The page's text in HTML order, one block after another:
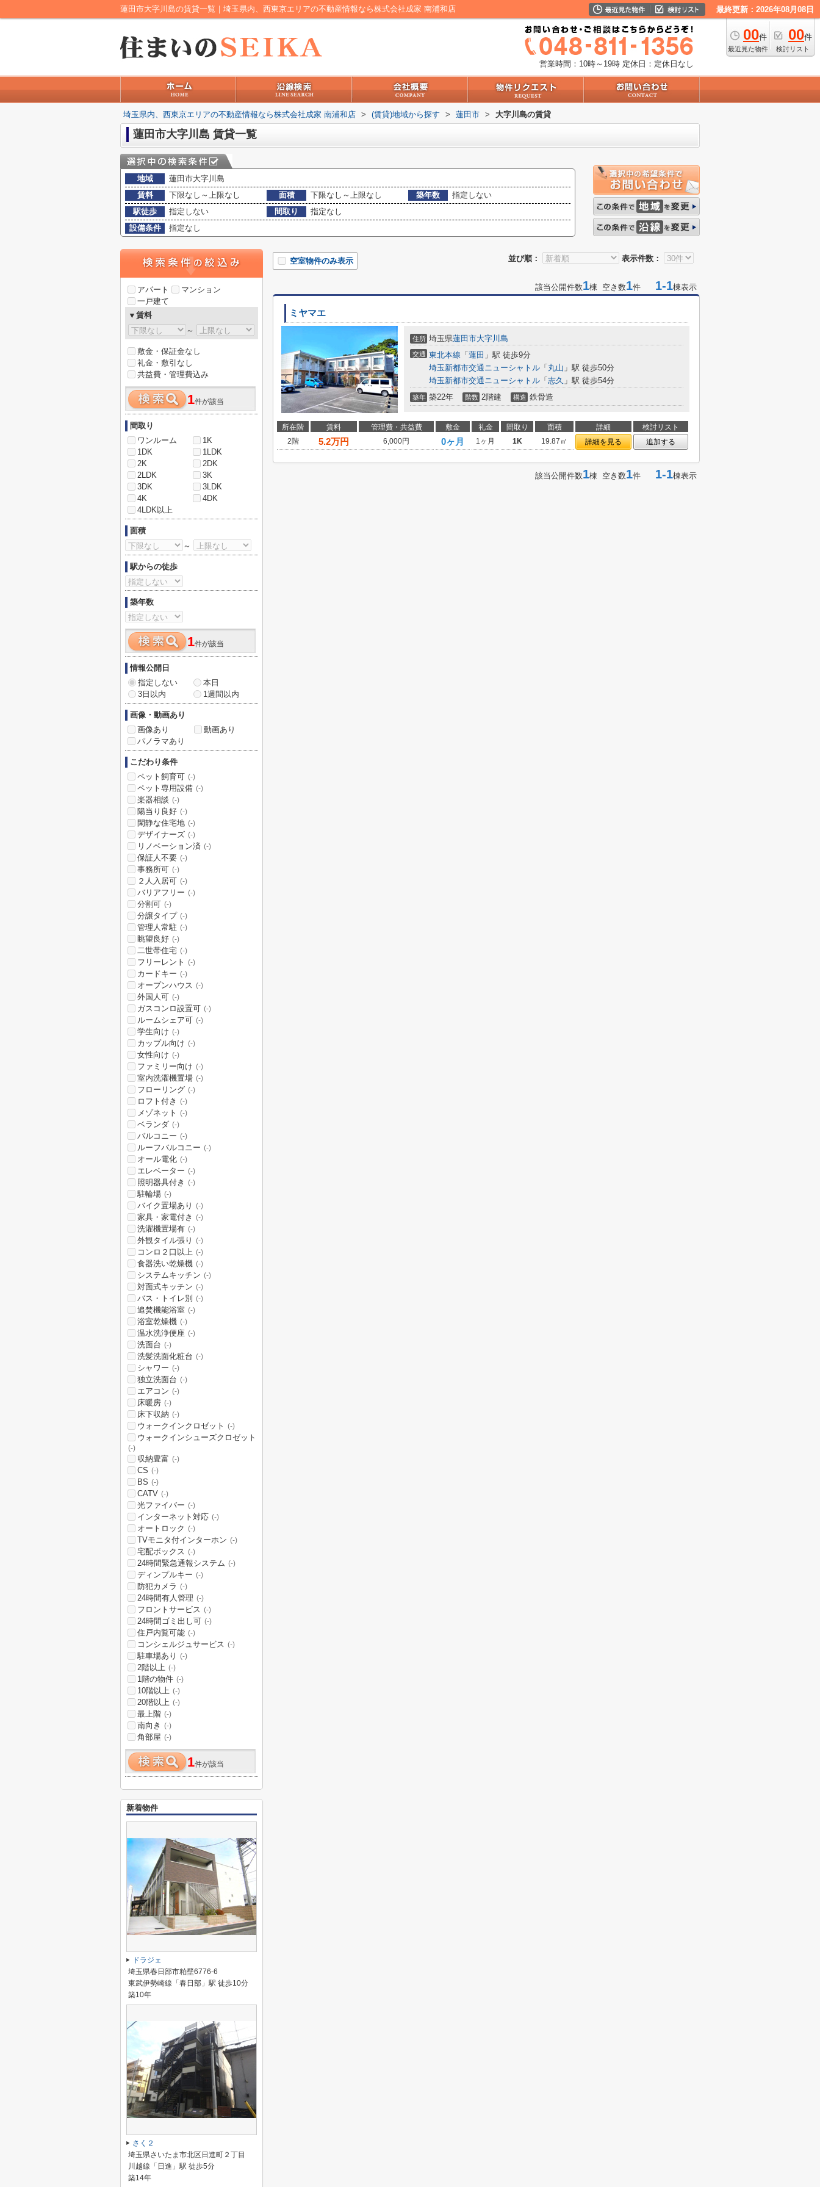
蓮田市大字川島の賃貸一覧｜埼玉県内、西東京エリアの不動産情報なら株式会社成家 南浦和店 最終更新：2026年08月08日
00件
最近見た物件
00件
検討リスト
営業時間：10時～19時 定休日：定休日なし
埼玉県内、西東京エリアの不動産情報なら株式会社成家 南浦和店 > (賃貸)地域から探す > 蓮田市 > 大字川島の賃貸
蓮田市大字川島 賃貸一覧
地域
蓮田市大字川島
賃料
下限なし～上限なし 面積 下限なし～上限なし 築年数
指定しない
駅徒歩
指定しない 間取り
指定なし
設備条件
指定なし
並び順： 表示件数：
空室物件のみ表示
該当公開件数1棟 空き数1件 1-1棟表示
ミヤマエ
住所 埼玉県蓮田市大字川島
交通 東北本線 「 蓮田 」駅 徒歩9分
埼玉新都市交通ニューシャトル 「 丸山 」駅 徒歩50分
埼玉新都市交通ニューシャトル 「 志久 」駅 徒歩54分
築年 築22年 階数 2階建 構造 鉄骨造
所在階 賃料 管理費・共益費 敷金 礼金 間取り 面積 詳細
検討リスト
2階
5.2万円 6,000円 0ヶ月 1ヶ月 1K 19.87㎡ 詳細を見る 追加する
該当公開件数1棟 空き数1件 1-1棟表示
アパート
マンション
一戸建て
▼賃料
～
敷金・保証金なし
礼金・敷引なし
共益費・管理費込み
1件が該当
間取り
ワンルーム
1K
1DK
1LDK
2K
2DK
2LDK
3K
3DK
3LDK
4K
4DK
4LDK以上
面積
～
駅からの徒歩
築年数
1件が該当
情報公開日
指定しない
本日
3日以内
1週間以内
画像・動画あり
画像あり
動画あり
パノラマあり
こだわり条件
ペット飼育可 (-)
ペット専用設備 (-)
楽器相談 (-)
陽当り良好 (-)
閑静な住宅地 (-)
デザイナーズ (-)
リノベーション済 (-)
保証人不要 (-)
事務所可 (-)
２人入居可 (-)
バリアフリー (-)
分割可 (-)
分譲タイプ (-)
管理人常駐 (-)
眺望良好 (-)
二世帯住宅 (-)
フリーレント (-)
カードキー (-)
オープンハウス (-)
外国人可 (-)
ガスコンロ設置可 (-)
ルームシェア可 (-)
学生向け (-)
カップル向け (-)
女性向け (-)
ファミリー向け (-)
室内洗濯機置場 (-)
フローリング (-)
ロフト付き (-)
メゾネット (-)
ベランダ (-)
バルコニー (-)
ルーフバルコニー (-)
オール電化 (-)
エレベーター (-)
照明器具付き (-)
駐輪場 (-)
バイク置場あり (-)
家具・家電付き (-)
洗濯機置場有 (-)
外観タイル張り (-)
コンロ２口以上 (-)
食器洗い乾燥機 (-)
システムキッチン (-)
対面式キッチン (-)
バス・トイレ別 (-)
追焚機能浴室 (-)
浴室乾燥機 (-)
温水洗浄便座 (-)
洗面台 (-)
洗髪洗面化粧台 (-)
シャワー (-)
独立洗面台 (-)
エアコン (-)
床暖房 (-)
床下収納 (-)
ウォークインクロゼット (-)
ウォークインシューズクロゼット
(-)
収納豊富 (-)
CS (-)
BS (-)
CATV (-)
光ファイバー (-)
インターネット対応 (-)
オートロック (-)
TVモニタ付インターホン (-)
宅配ボックス (-)
24時間緊急通報システム (-)
ディンプルキー (-)
防犯カメラ (-)
24時間有人管理 (-)
フロントサービス (-)
24時間ゴミ出し可 (-)
住戸内覧可能 (-)
コンシェルジュサービス (-)
駐車場あり (-)
2階以上 (-)
1階の物件 (-)
10階以上 (-)
20階以上 (-)
最上階 (-)
南向き (-)
角部屋 (-)
1件が該当
新着物件
ドラジェ
埼玉県春日部市粕壁6776-6
東武伊勢崎線「春日部」駅 徒歩10分
築10年
さく２
埼玉県さいたま市北区日進町２丁目
川越線「日進」駅 徒歩5分
築14年